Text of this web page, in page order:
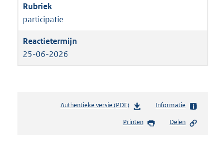
participatie
25-06-2026
Authentieke versie (PDF)b
s
Informatie
Printen Delen